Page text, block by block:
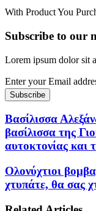
With Product You
Subscribe to our
Lorem ipsum dolor sit
Enter your Email
Βασίλισσα
βασίλισσα της
αυτοκτονίας και
Ολονύχτιοι
χτυπάτε, θα σας